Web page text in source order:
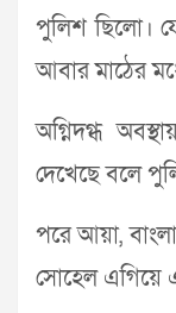
পুলিশ ছিলো।
আবার মাঠের
অগ্নিদগ্ধ
দেখেছে বলে
পরে আয়া,
সোহেল এগিয়ে